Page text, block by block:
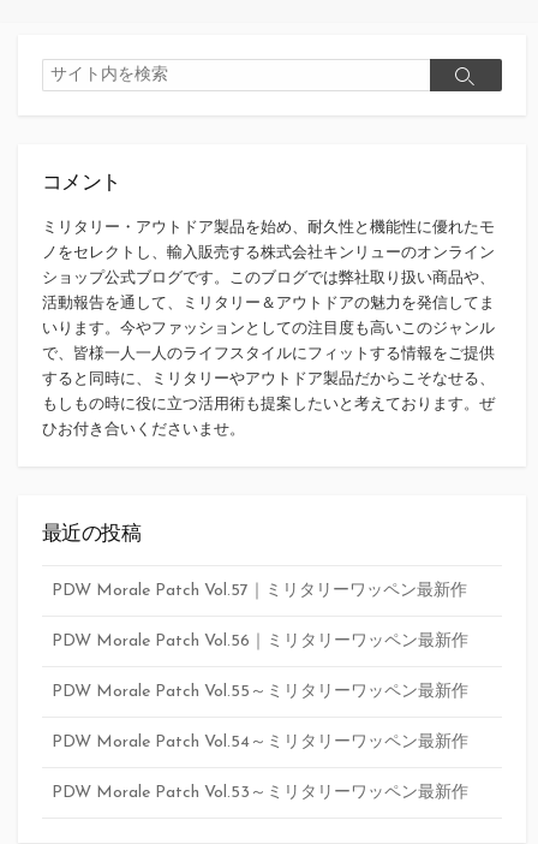
検
索
検
コメント
ミリタリー・アウトドア製品を始め、耐久性と機能性に優れたモ
ノをセレクトし、輸入販売する株式会社キンリューのオンライン
ショップ公式ブログです。このブログでは弊社取り扱い商品や、
活動報告を通して、ミリタリー＆アウトドアの魅力を発信してま
いります。今やファッションとしての注目度も高いこのジャンル
で、皆様一人一人のライフスタイルにフィットする情報をご提供
すると同時に、ミリタリーやアウトドア製品だからこそなせる、
もしもの時に役に立つ活用術も提案したいと考えております。ぜ
ひお付き合いくださいませ。
最近の投稿
PDW Morale Patch Vol.57｜ミリタリーワッペン最新作
PDW Morale Patch Vol.56｜ミリタリーワッペン最新作
PDW Morale Patch Vol.55～ミリタリーワッペン最新作
PDW Morale Patch Vol.54～ミリタリーワッペン最新作
PDW Morale Patch Vol.53～ミリタリーワッペン最新作